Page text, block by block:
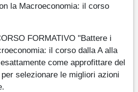
la Macroeconomia: il corso
FORMATIVO "Battere i
il corso dalla A alla
come approfittare del
selezionare le migliori azioni